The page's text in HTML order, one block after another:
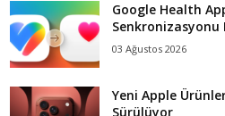
Google Health
Senkronizasyonu
03 Ağustos 2026
Yeni Apple
Sürülüyor